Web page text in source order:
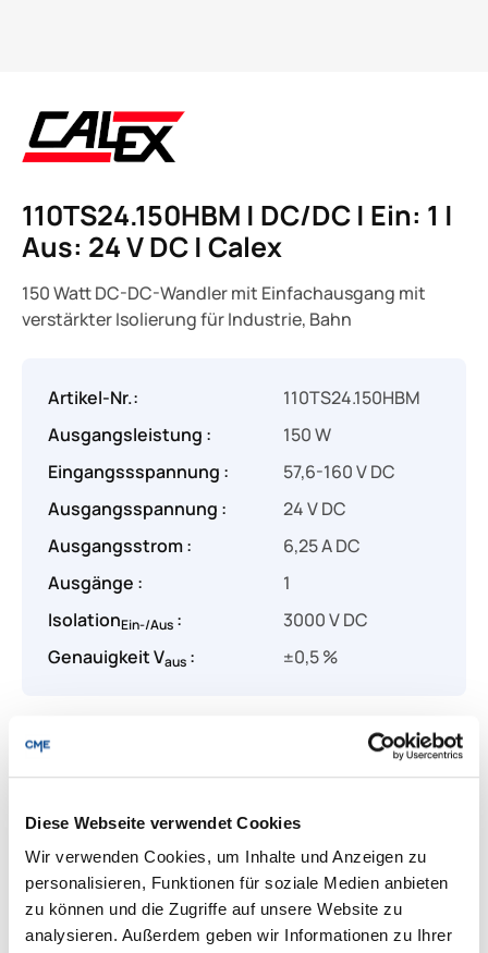
Diese Webseite verwendet Cookies
Wir verwenden Cookies, um Inhalte und Anzeigen zu
personalisieren, Funktionen für soziale Medien anbieten
zu können und die Zugriffe auf unsere Website zu
analysieren. Außerdem geben wir Informationen zu Ihrer
110TS24.150HBM | DC/DC | Ein: 1 |
Aus: 24 V DC | Calex
150 Watt DC-DC-Wandler mit Einfachausgang mit
verstärkter Isolierung für Industrie, Bahn
Lieferung & Rücksendungen
Per E-mail versenden
Artikel-Nr.:
110TS24.150HBM
Ausgangsleistung :
150 W
Eingangssspannung :
57,6-160 V DC
Ausgangsspannung :
24 V DC
Ausgangsstrom :
6,25 A DC
Ausgänge :
1
IsolationEin-/Aus :
3000 V DC
Genauigkeit Vaus : ±0,5 %
Produkt Anzahl: Gib den gewünschten